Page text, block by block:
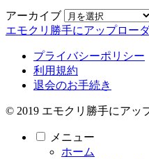
アーカイブ
エモクリ勝手にアップロー
プライバシーポリシー
利用規約
退会のお手続き
© 2019 エモクリ勝手にアッ
メニュー
ホーム